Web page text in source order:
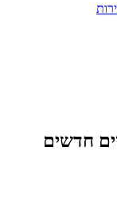
חדשים